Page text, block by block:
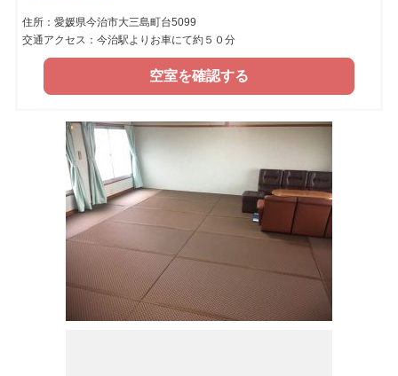
住所：愛媛県今治市大三島町台5099
交通アクセス：今治駅よりお車にて約５０分
空室を確認する